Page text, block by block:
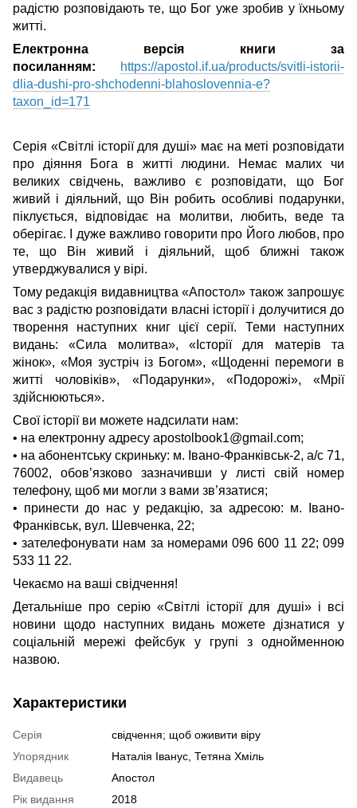
радістю розповідають те, що Бог уже зробив у їхньому
житті.
Електронна версія книги за
посиланням:
https://apostol.if.ua/products/svitli-istorii-
dlia-dushi-pro-shchodenni-blahoslovennia-e?
taxon_id=171
Серія «Світлі історії для душі» має на меті розповідати
про діяння Бога в житті людини. Немає малих чи
великих свідчень, важливо є розповідати, що Бог
живий і діяльний, що Він робить особливі подарунки,
піклується, відповідає на молитви, любить, веде та
оберігає. І дуже важливо говорити про Його любов, про
те, що Він живий і діяльний, щоб ближні також
утверджувалися у вірі.
Тому редакція видавництва «Апостол» також запрошує
вас з радістю розповідати власні історії і долучитися до
творення наступних книг цієї серії. Теми наступних
видань: «Сила молитва», «Історії для матерів та
жінок», «Моя зустріч із Богом», «Щоденні перемоги в
житті чоловіків», «Подарунки», «Подорожі», «Мрії
здійснюються».
Свої історії ви можете надсилати нам:
• на електронну адресу apostolbook1@gmail.com;
• на абонентську скриньку: м. Івано-Франківськ-2, а/с 71,
76002, обов’язково зазначивши у листі свій номер
телефону, щоб ми могли з вами зв’язатися;
• принести до нас у редакцію, за адресою: м. Івано-
Франківськ, вул. Шевченка, 22;
• зателефонувати нам за номерами 096 600 11 22; 099
533 11 22.
Чекаємо на ваші свідчення!
Детальніше про серію «Світлі історії для душі» і всі
новини щодо наступних видань можете дізнатися у
соціальній мережі фейсбук у групі з однойменною
назвою.
Характеристики
Серія
свідчення; щоб оживити віру
Упорядник
Наталія Іванус, Тетяна Хміль
Видавець
Апостол
Рік видання
2018